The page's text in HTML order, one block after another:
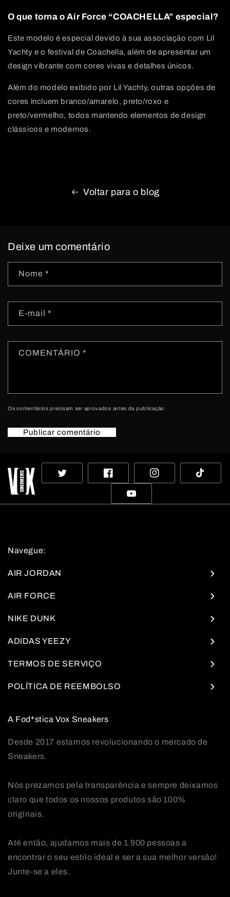
O que torna o Air Force “COACHELLA” especial?
Este modelo é especial devido à sua associação com Lil
Yachty e o festival de Coachella, além de apresentar um
design vibrante com cores vivas e detalhes únicos.
Além do modelo exibido por Lil Yachty, outras opções de
cores incluem branco/amarelo, preto/roxo e
preto/vermelho, todos mantendo elementos de design
clássicos e modernos.
Voltar para o blog
Deixe um comentário
Nome *
E-mail *
COMENTÁRIO *
Os comentários precisam ser aprovados antes da publicação.
Twitter Facebook Instagram TikTok
YouTube
Navegue:
AIR JORDAN
AIR FORCE
NIKE DUNK
ADIDAS YEEZY
TERMOS DE SERVIÇO
POLÍTICA DE REEMBOLSO
A Fod*stica Vox Sneakers
Desde 2017 estamos revolucionando o mercado de
Sneakers.
Nós prezamos pela transparência e sempre deixamos
claro que todos os nossos produtos são 100%
originais.
Até então, ajudamos mais de 1.900 pessoas a
encontrar o seu estilo ideal e ser a sua melhor versão!
Junte-se a eles.